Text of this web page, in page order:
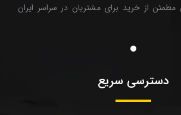
از خرید برای مشتریان در سراسر ایران
دسترسی سریع